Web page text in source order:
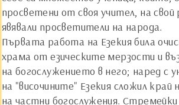
просветени от своя учител, на свой
явявали просветители на народа.
Първата работа на Езекия била
храма от езическите мерзости и
на богослужението в него; наред с
на "височините" Езекия сложил
на частни богослужения.